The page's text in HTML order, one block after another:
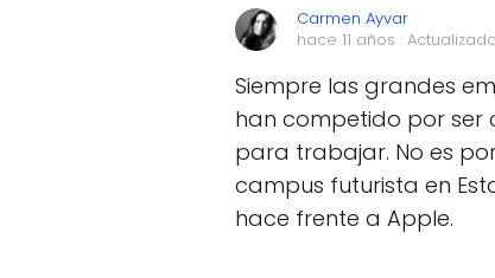
Carmen Ayvar
hace 11 años ·
Siempre las grandes
han competido por ser
para trabajar. No es
campus futurista en
hace frente a Apple.